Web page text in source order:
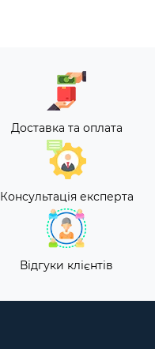
Доставка та оплата
Консультація експерта
Відгуки клієнтів